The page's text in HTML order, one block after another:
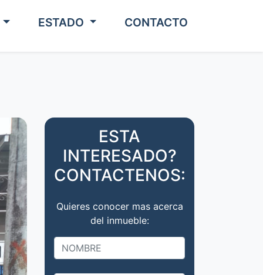
ESTADO CONTACTO
ESTA
INTERESADO?
CONTACTENOS:
Quieres conocer mas acerca
del inmueble: